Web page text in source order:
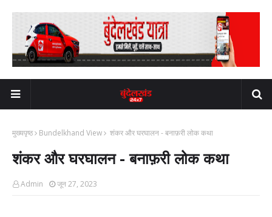
मुख्यपृष्ठ Bundelkhand View शंकर और घरघालन - बनाफ़री लोक कथा
शंकर और घरघालन - बनाफ़री लोक कथा
Admin जून 27, 2023